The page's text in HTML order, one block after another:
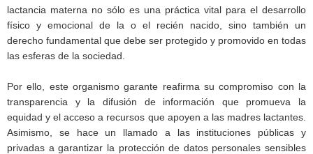
lactancia materna no sólo es una práctica vital para el desarrollo
físico y emocional de la o el recién nacido, sino también un
derecho fundamental que debe ser protegido y promovido en todas
las esferas de la sociedad.
Por ello, este organismo garante reafirma su compromiso con la
transparencia y la difusión de información que promueva la
equidad y el acceso a recursos que apoyen a las madres lactantes.
Asimismo, se hace un llamado a las instituciones públicas y
privadas a garantizar la protección de datos personales sensibles